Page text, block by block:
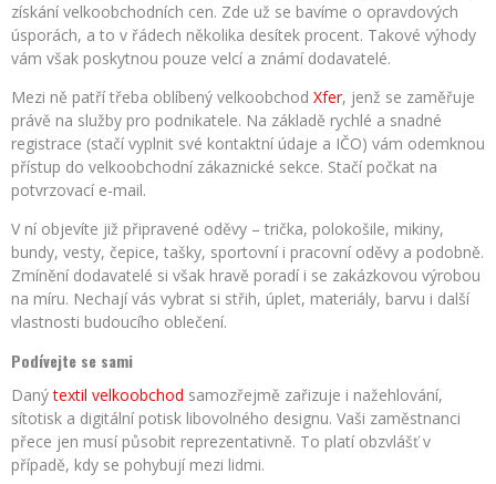
získání velkoobchodních cen. Zde už se bavíme o opravdových
úsporách, a to v řádech několika desítek procent. Takové výhody
vám však poskytnou pouze velcí a známí dodavatelé.
Mezi ně patří třeba oblíbený velkoobchod Xfer, jenž se zaměřuje
právě na služby pro podnikatele. Na základě rychlé a snadné
registrace (stačí vyplnit své kontaktní údaje a IČO) vám odemknou
přístup do velkoobchodní zákaznické sekce. Stačí počkat na
potvrzovací e-mail.
V ní objevíte již připravené oděvy – trička, polokošile, mikiny,
bundy, vesty, čepice, tašky, sportovní i pracovní oděvy a podobně.
Zmínění dodavatelé si však hravě poradí i se zakázkovou výrobou
na míru. Nechají vás vybrat si střih, úplet, materiály, barvu i další
vlastnosti budoucího oblečení.
Podívejte se sami
Danýtextil velkoobchod samozřejmě zařizuje i nažehlování,
sítotisk a digitální potisk libovolného designu. Vaši zaměstnanci
přece jen musí působit reprezentativně. To platí obzvlášť v
případě, kdy se pohybují mezi lidmi.